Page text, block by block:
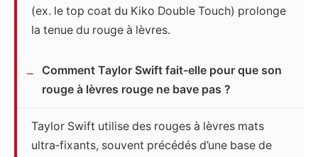
(ex. le top coat du Kiko Double Touch) prolonge
la tenue du rouge à lèvres.
Comment Taylor Swift fait-elle pour que son
rouge à lèvres rouge ne bave pas ?
Taylor Swift utilise des rouges à lèvres mats
ultra‑fixants, souvent précédés d’une base de